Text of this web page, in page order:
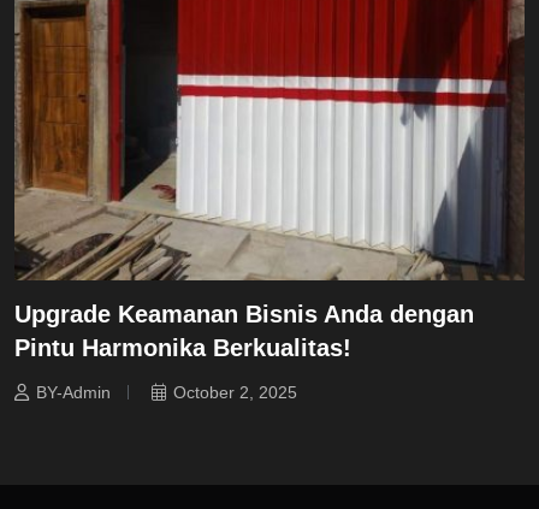
Upgrade Keamanan Bisnis Anda dengan
Pintu Harmonika Berkualitas!
BY-Admin October 2, 2025